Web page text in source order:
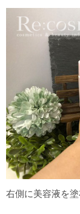
右側に美容液を塗